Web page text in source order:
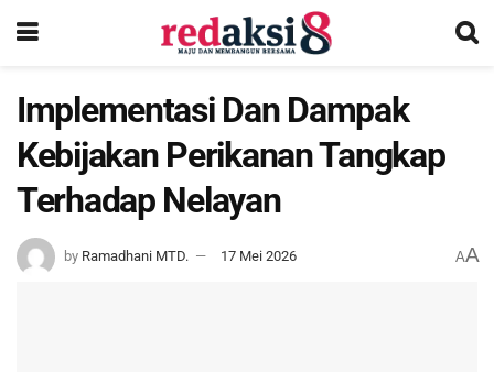
Implementasi Dan Dampak
Kebijakan Perikanan Tangkap
Terhadap Nelayan
by Ramadhani MTD. 17 Mei 2026 AA